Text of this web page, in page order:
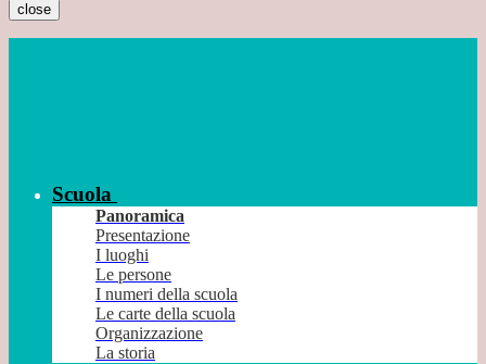
close
Scuola
Panoramica
Presentazione
I luoghi
Le persone
I numeri della scuola
Le carte della scuola
Organizzazione
La storia